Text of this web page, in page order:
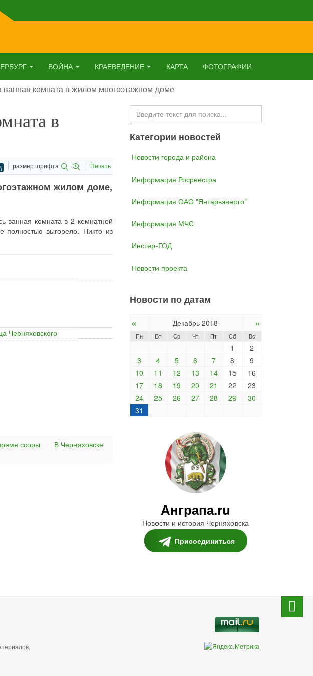
ВОЙНА КРАЕВЕДЕНИЕ КАРТА ФОТОГРАФИИ
ванная комната в жилом многоэтажном доме
в
размер шрифта Печать
жилом доме,
ванная комната в 2-комнатной
полностью выгорело. Никто из
Черняховского
ссоры
В Черняховске
Искать...
Категории новостей
Новости города и района
Информация Росреестра
Информация ОАО "Янтарьэнерго"
Информация МЧС
Инстер-ГОД
Новости проекта
Новости по датам
« Декабрь 2018 »
Пн Вт Ср Чт Пт Сб Вс
1
2
3
4 5 6 7 8
9
10
11 12 13 14 15
16
17
18 19 20 21 22
23
24
25 26 27 28 29
30
31
Анграпа.ru
Новости и история Черняховска
Присоединиться